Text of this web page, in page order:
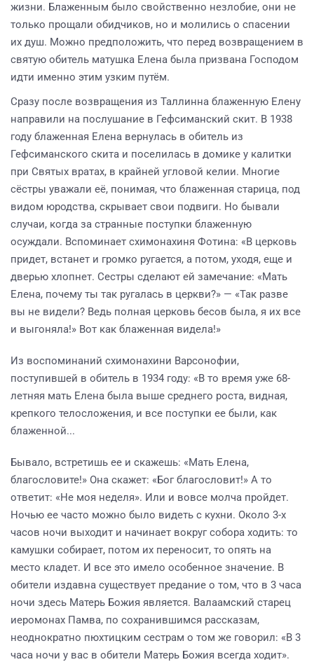
жизни. Блаженным было свойственно незлобие, они не
только прощали обидчиков, но и молились о спасении
их душ. Можно предположить, что перед возвращением в
святую обитель матушка Елена была призвана Господом
идти именно этим узким путём.
Сразу после возвращения из Таллинна блаженную Елену
направили на послушание в Гефсиманский скит. В 1938
году блаженная Елена вернулась в обитель из
Гефсиманского скита и поселилась в домике у калитки
при Святых вратах, в крайней угловой келии. Многие
сёстры уважали её, понимая, что блаженная старица, под
видом юродства, скрывает свои подвиги. Но бывали
случаи, когда за странные поступки блаженную
осуждали. Вспоминает схимонахиня Фотина: «В церковь
придет, встанет и громко ругается, а потом, уходя, еще и
дверью хлопнет. Сестры сделают ей замечание: «Мать
Елена, почему ты так ругалась в церкви?» — «Так разве
вы не видели? Ведь полная церковь бесов была, я их все
и выгоняла!» Вот как блаженная видела!»
Из воспоминаний схимонахини Варсонофии,
поступившей в обитель в 1934 году: «В то время уже 68-
летняя мать Елена была выше среднего роста, видная,
крепкого телосложения, и все поступки ее были, как
блаженной...
Бывало, встретишь ее и скажешь: «Мать Елена,
благословите!» Она скажет: «Бог благословит!» А то
ответит: «Не моя неделя». Или и вовсе молча пройдет.
Ночью ее часто можно было видеть с кухни. Около 3-х
часов ночи выходит и начинает вокруг собора ходить: то
камушки собирает, потом их переносит, то опять на
место кладет. И все это имело особенное значение. В
обители издавна существует предание о том, что в 3 часа
ночи здесь Матерь Божия является. Валаамский старец
иеромонах Памва, по сохранившимся рассказам,
неоднократно пюхтицким сестрам о том же говорил: «В 3
часа ночи у вас в обители Матерь Божия всегда ходит».